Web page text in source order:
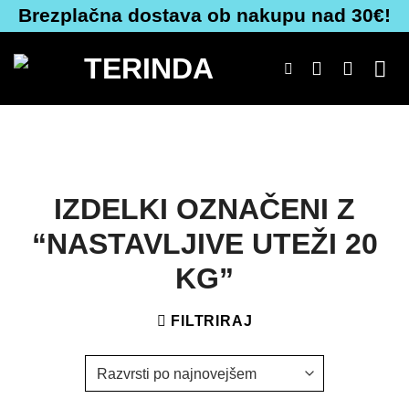
Skoči
na
vsebino
Brezplačna dostava ob nakupu nad 30€!
IZDELKI OZNAČENI Z
“NASTAVLJIVE UTEŽI 20
KG”
FILTRIRAJ